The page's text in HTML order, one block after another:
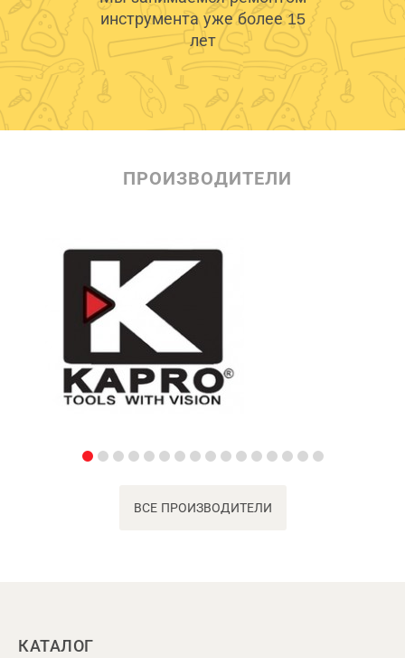
инструмента уже более 15
лет
ПРОИЗВОДИТЕЛИ
ВСЕ ПРОИЗВОДИТЕЛИ
КАТАЛОГ